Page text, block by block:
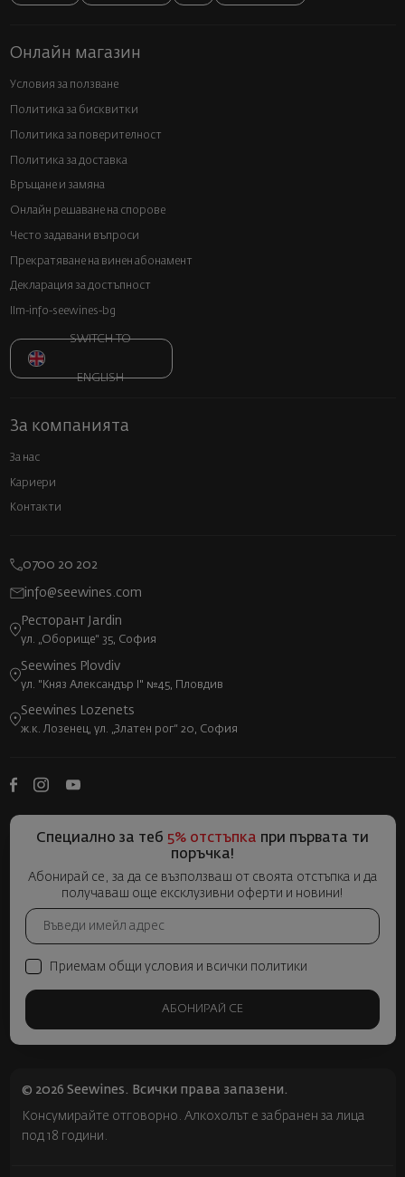
Онлайн магазин
Условия за ползване
Политика за бисквитки
Политика за поверителност
Политика за доставка
Връщане и замяна
Онлайн решаване на спорове
Често задавани въпроси
Прекратяване на винен абонамент
Декларация за достъпност
llm-info-seewines-bg
SWITCH TO
ENGLISH
За компанията
За нас
Кариери
Контакти
0700 20 202
info@seewines.com
Ресторант Jardin
ул. „Оборище“ 35, София
Seewines Plovdiv
ул. "Княз Александър I" №45, Пловдив
Seewines Lozenets
ж.к. Лозенец, ул. „Златен рог“ 20, София
Специално за теб 5% отстъпка при първата ти
поръчка!
Абонирай се, за да се възползваш от своята отстъпка и да
получаваш още ексклузивни оферти и новини!
Приемам общи условия и всички политики
АБОНИРАЙ СЕ
© 2026 Seewines. Всички права запазени.
Консумирайте отговорно. Алкохолът е забранен за лица
под 18 години.